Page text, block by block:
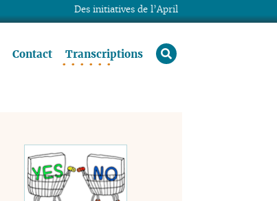
Contact Transcriptions rechercher
Des initiatives de l’April